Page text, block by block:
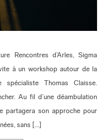
Rencontres d’Arles, Sigma
à un workshop autour de la
Thomas Claisse.
Au fil d’une déambulation
partagera son approche pour
sans […]